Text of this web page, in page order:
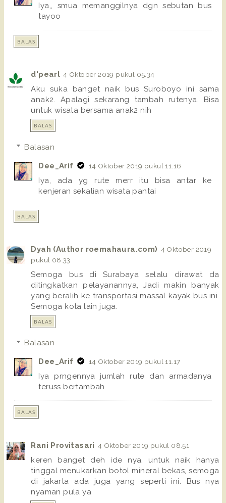
Iya,, smua memanggilnya dgn sebutan bus
tayoo
BALAS
d'pearl 4 Oktober 2019 pukul 05.34
Aku suka banget naik bus Suroboyo ini sama
anak2. Apalagi sekarang tambah rutenya. Bisa
untuk wisata bersama anak2 nih
BALAS
Balasan
Dee_Arif 14 Oktober 2019 pukul 11.16
Iya, ada yg rute merr itu bisa antar ke
kenjeran sekalian wisata pantai
BALAS
Dyah (Author roemahaura.com) 4 Oktober 2019
pukul 08.33
Semoga bus di Surabaya selalu dirawat da
ditingkatkan pelayanannya, Jadi makin banyak
yang beralih ke transportasi massal kayak bus ini.
Semoga kota lain juga.
BALAS
Balasan
Dee_Arif 14 Oktober 2019 pukul 11.17
Iya prngennya jumlah rute dan armadanya
teruss bertambah
BALAS
Rani Provitasari 4 Oktober 2019 pukul 08.51
keren banget deh ide nya, untuk naik hanya
tinggal menukarkan botol mineral bekas, semoga
di jakarta ada juga yang seperti ini. Bus nya
nyaman pula ya